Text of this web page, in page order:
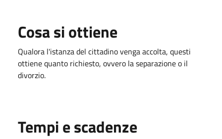
Cosa si ottiene
Qualora l'istanza del cittadino venga accolta, questi
ottiene quanto richiesto, ovvero la separazione o il
divorzio.
Tempi e scadenze